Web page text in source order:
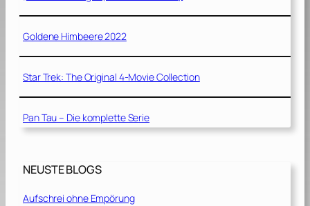
Goldene Himbeere 2022
Star Trek: The Original 4-Movie Collection
Pan Tau – Die komplette Serie
NEUSTE BLOGS
Aufschrei ohne Empörung